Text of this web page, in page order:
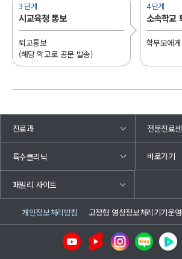
3 단계
시교육청 통보
퇴교통보
(해당 학교로 공문 발송)
4 단계
소속학교
학부모에
진료과 전문진료
특수클리닉 바로가기
패밀리 사이트
개인정보처리방침 고정형 영상정보처리기기운